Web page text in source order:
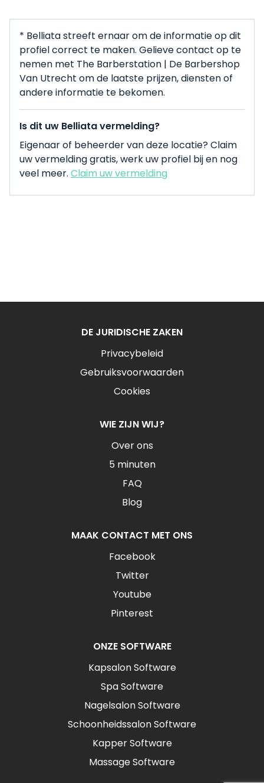
* Belliata streeft ernaar om de informatie op dit
profiel correct te maken. Gelieve contact op te
nemen met The Barberstation | De Barbershop
Van Utrecht om de laatste prijzen, diensten of
andere informatie te bekomen.
Is dit uw Belliata vermelding?
Eigenaar of beheerder van deze locatie? Claim
uw vermelding gratis, werk uw profiel bij en nog
veel meer. Claim uw vermelding
DE JURIDISCHE ZAKEN
Privacybeleid
Gebruiksvoorwaarden
Cookies
WIE ZIJN WIJ?
Over ons
5 minuten
FAQ
Blog
MAAK CONTACT MET ONS
Facebook
Twitter
Youtube
Pinterest
ONZE SOFTWARE
Kapsalon Software
Spa Software
Nagelsalon Software
Schoonheidssalon Software
Kapper Software
Massage Software